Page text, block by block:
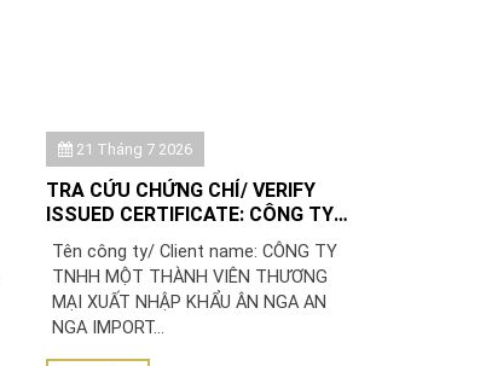
21 Tháng 7 2026
TRA CỨU CHỨNG CHỈ/ VERIFY
ISSUED CERTIFICATE: CÔNG TY
TNHH MỘT THÀNH VIÊN THƯƠNG
MẠI XUẤT NHẬP KHẨU ÂN NGA
Tên công ty/ Client name: CÔNG TY
TNHH MỘT THÀNH VIÊN THƯƠNG
MẠI XUẤT NHẬP KHẨU ÂN NGA AN
NGA IMPORT...